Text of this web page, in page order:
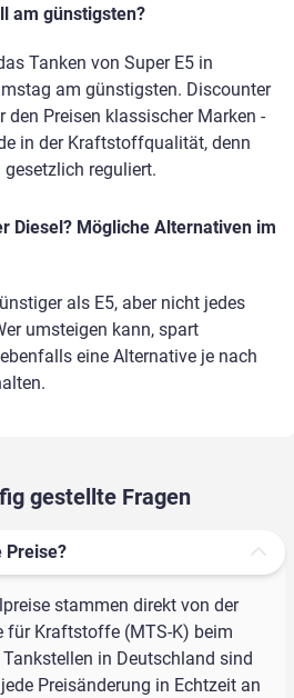
am günstigsten?
Tanken von Super E5 in
am günstigsten. Discounter
den Preisen klassischer Marken -
in der Kraftstoffqualität, denn
reguliert.
Diesel? Mögliche Alternativen im
als E5, aber nicht jedes
umsteigen kann, spart
eine Alternative je nach
gestellte Fragen
Preise?
stammen direkt von der
für Kraftstoffe (MTS-K) beim
in Deutschland sind
Preisänderung in Echtzeit an